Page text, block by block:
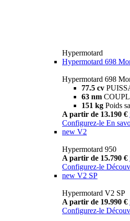
Hypermotard
Hypermotard 698
Hypermotard 698
77.5 cv
63 nm
151 kg Poids
A partir de 13.190 €
Configurez-le En
new V2
Hypermotard 950
A partir de 15.790 €
Configurez-le
new V2 SP
Hypermotard V2 SP
A partir de 19.990 €
Configurez-le